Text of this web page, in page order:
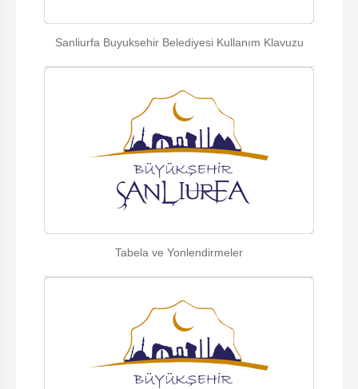
Sanliurfa Buyuksehir Belediyesi Kullanım Klavuzu
Tabela ve Yonlendirmeler